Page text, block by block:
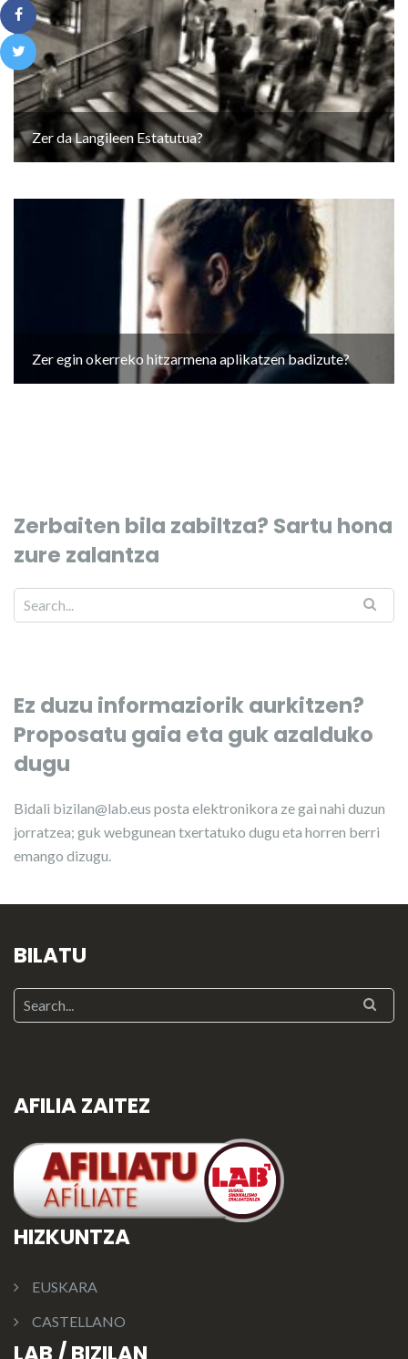
Zer da Langileen Estatutua?
Zer egin okerreko hitzarmena aplikatzen badizute?
Zerbaiten bila zabiltza? Sartu hona
zure zalantza
Ez duzu informaziorik aurkitzen?
Proposatu gaia eta guk azalduko
dugu
Bidali bizilan@lab.eus posta elektronikora ze gai nahi duzun
jorratzea; guk webgunean txertatuko dugu eta horren berri
emango dizugu.
BILATU
AFILIA ZAITEZ
HIZKUNTZA
EUSKARA
CASTELLANO